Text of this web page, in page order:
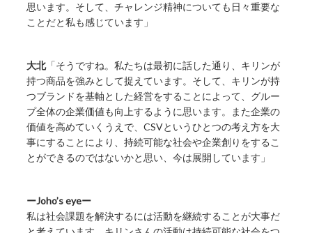
思います。そして、チャレンジ精神についても日々重要な
ことだと私も感じています」
大北「そうですね。私たちは最初に話した通り、キリンが
持つ商品を強みとして捉えています。そして、キリンが持
つブランドを基軸とした経営をすることによって、グルー
プ全体の企業価値も向上するように思います。また企業の
価値を高めていくうえで、CSVというひとつの考え方を大
事にすることにより、持続可能な社会や企業創りをするこ
とができるのではないかと思い、今は展開しています」
ーJoho’s eyeー
私は社会課題を解決するには活動を継続することが大事だ